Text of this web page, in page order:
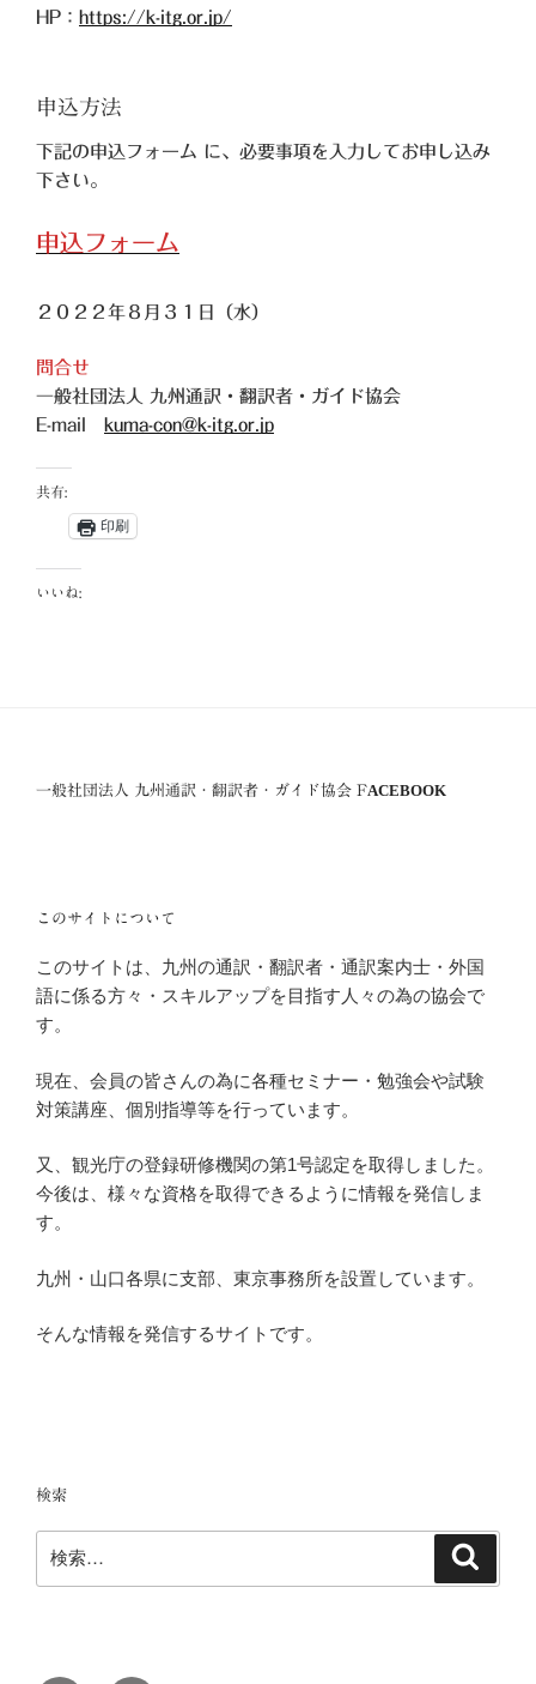
HP： https://k-itg.or.jp/
申込方法
下記の申込フォーム に、必要事項を入力してお申し込み
下さい。
申込フォーム
２０２２年８月３１日（水）
問合せ
一般社団法人 九州通訳・翻訳者・ガイド協会
E-mail
kuma-con@k-itg.or.jp
共有:
印刷
いいね:
一般社団法人 九州通訳・翻訳者・ガイド協会 FACEBOOK
このサイトについて
このサイトは、九州の通訳・翻訳者・通訳案内士・外国
語に係る方々・スキルアップを目指す人々の為の協会で
す。
現在、会員の皆さんの為に各種セミナー・勉強会や試験
対策講座、個別指導等を行っています。
又、観光庁の登録研修機関の第1号認定を取得しました。
今後は、様々な資格を取得できるように情報を発信しま
す。
九州・山口各県に支部、東京事務所を設置しています。
そんな情報を発信するサイトです。
検索
索: